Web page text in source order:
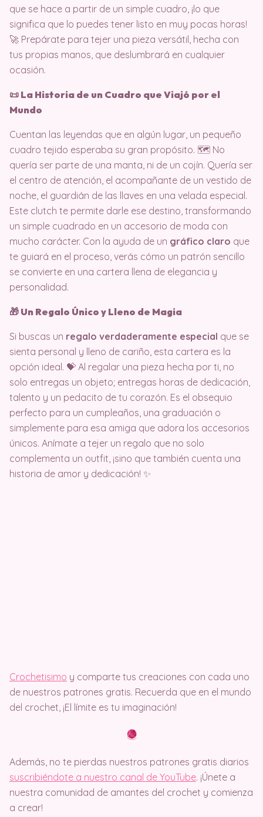
que se hace a partir de un simple cuadro, ¡lo que
significa que lo puedes tener listo en muy pocas horas!
🚀 Prepárate para tejer una pieza versátil, hecha con
tus propias manos, que deslumbrará en cualquier
ocasión.
📜 La Historia de un Cuadro que Viajó por el
Mundo
Cuentan las leyendas que en algún lugar, un pequeño
cuadro tejido esperaba su gran propósito. 🗺️ No
quería ser parte de una manta, ni de un cojín. Quería ser
el centro de atención, el acompañante de un vestido de
noche, el guardián de las llaves en una velada especial.
Este clutch te permite darle ese destino, transformando
un simple cuadrado en un accesorio de moda con
mucho carácter. Con la ayuda de un gráfico claro que
te guiará en el proceso, verás cómo un patrón sencillo
se convierte en una cartera llena de elegancia y
personalidad.
🎁 Un Regalo Único y Lleno de Magia
Si buscas un regalo verdaderamente especial que se
sienta personal y lleno de cariño, esta cartera es la
opción ideal. 💝 Al regalar una pieza hecha por ti, no
solo entregas un objeto; entregas horas de dedicación,
talento y un pedacito de tu corazón. Es el obsequio
perfecto para un cumpleaños, una graduación o
simplemente para esa amiga que adora los accesorios
únicos. Anímate a tejer un regalo que no solo
complementa un outfit, ¡sino que también cuenta una
historia de amor y dedicación! ✨
Crochetisimo y comparte tus creaciones con cada uno
de nuestros patrones gratis. Recuerda que en el mundo
del crochet, ¡El límite es tu imaginación!
Además, no te pierdas nuestros patrones gratis diarios
suscribiéndote a nuestro canal de YouTube. ¡Únete a
nuestra comunidad de amantes del crochet y comienza
a crear!